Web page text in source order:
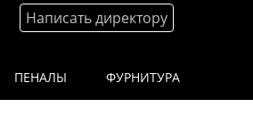
Написать директору
ПЕНАЛЫ ФУРНИТУРА